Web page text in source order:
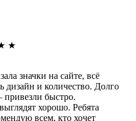
★
значки на сайте, всё
дизайн и количество. Долго
быстро.
хорошо. Ребята
всем, кто хочет